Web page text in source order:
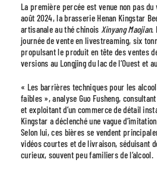
La première percée est venue non pas du
août 2024, la brasserie Henan Kingstar
artisanale au thé chinois Xinyang Maojian.
journée de vente en livestreaming, six
propulsant le produit en tête des ventes
versions au Longjing du lac de l’Ouest et
« Les barrières techniques pour les
faibles », analyse Guo Fusheng,
et exploitant d’un commerce de détail
Kingstar a déclenché une vague
Selon lui, ces bières se vendent
vidéos courtes et de livraison, séduisant
curieux, souvent peu familiers de l’alcool.